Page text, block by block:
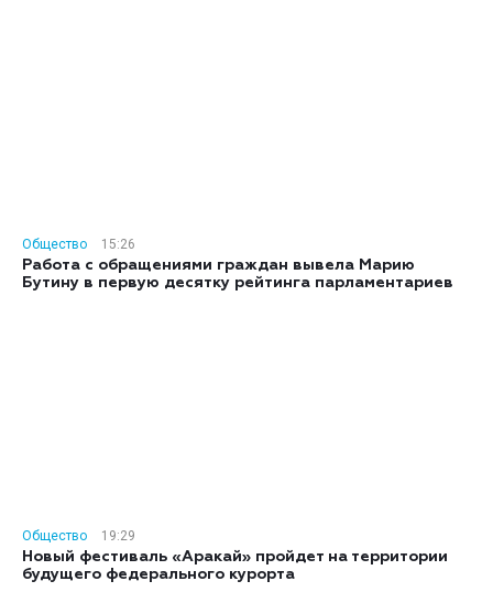
Общество
15:26
Работа с обращениями граждан вывела Марию
Бутину в первую десятку рейтинга парламентариев
Общество
19:29
Новый фестиваль «Аракай» пройдет на территории
будущего федерального курорта